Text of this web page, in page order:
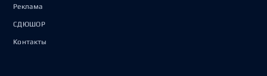
Реклама
СДЮШОР
Контакты